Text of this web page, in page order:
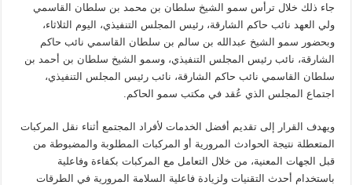
جاء ذلك خلال ترأس سمو الشيخ سلطان بن محمد بن سلطان القاسمي
ولي العهد نائب حاكم الشارقة، رئيس المجلس التنفيذي، اليوم الثلاثاء،
وبحضور سمو الشيخ عبدالله بن سالم بن سلطان القاسمي نائب حاكم
الشارقة، نائب رئيس المجلس التنفيذي، وسمو الشيخ سلطان بن أحمد بن
سلطان القاسمي نائب حاكم الشارقة، نائب رئيس المجلس التنفيذي،
اجتماع المجلس الذي عُقد في مكتب سمو الحاكم.
ويهدف القرار إلى تقديم أفضل الخدمات لأفراد المجتمع أثناء نقل المركبات
المتعطلة نتيجة الحوادث المرورية أو المركبات المطلوبة والمضبوطة من
قبل الجهات المعنية، من خلال التعامل مع المركبات بكفاءة وفاعلية
باستخدام أحدث التقنيات ولزيادة فاعلية السلامة المرورية في الطرقات